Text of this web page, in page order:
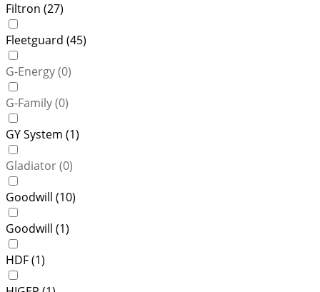
Filtron (27)
Fleetguard (45)
G-Energy (0)
G-Family (0)
GY System (1)
Gladiator (0)
Goodwill (10)
Goodwill (1)
HDF (1)